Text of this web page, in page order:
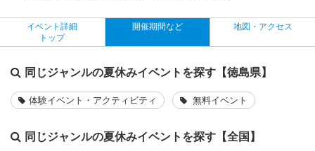
イベント詳細
トップ
開催期間など 地図・アクセス
同じジャンルの夏休みイベントを探す【徳島県】
体験イベント・アクティビティ 無料イベント
同じジャンルの夏休みイベントを探す【全国】